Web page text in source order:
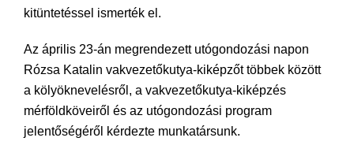
kitüntetéssel ismerték el.
Az április 23-án megrendezett utógondozási napon
Rózsa Katalin vakvezetőkutya-kiképzőt többek között
a kölyöknevelésről, a vakvezetőkutya-kiképzés
mérföldköveiről és az utógondozási program
jelentőségéről kérdezte munkatársunk.